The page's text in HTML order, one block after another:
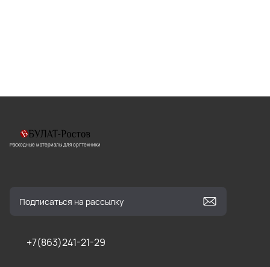
Расходные материалы для оргтехники
+7(863)241-21-29